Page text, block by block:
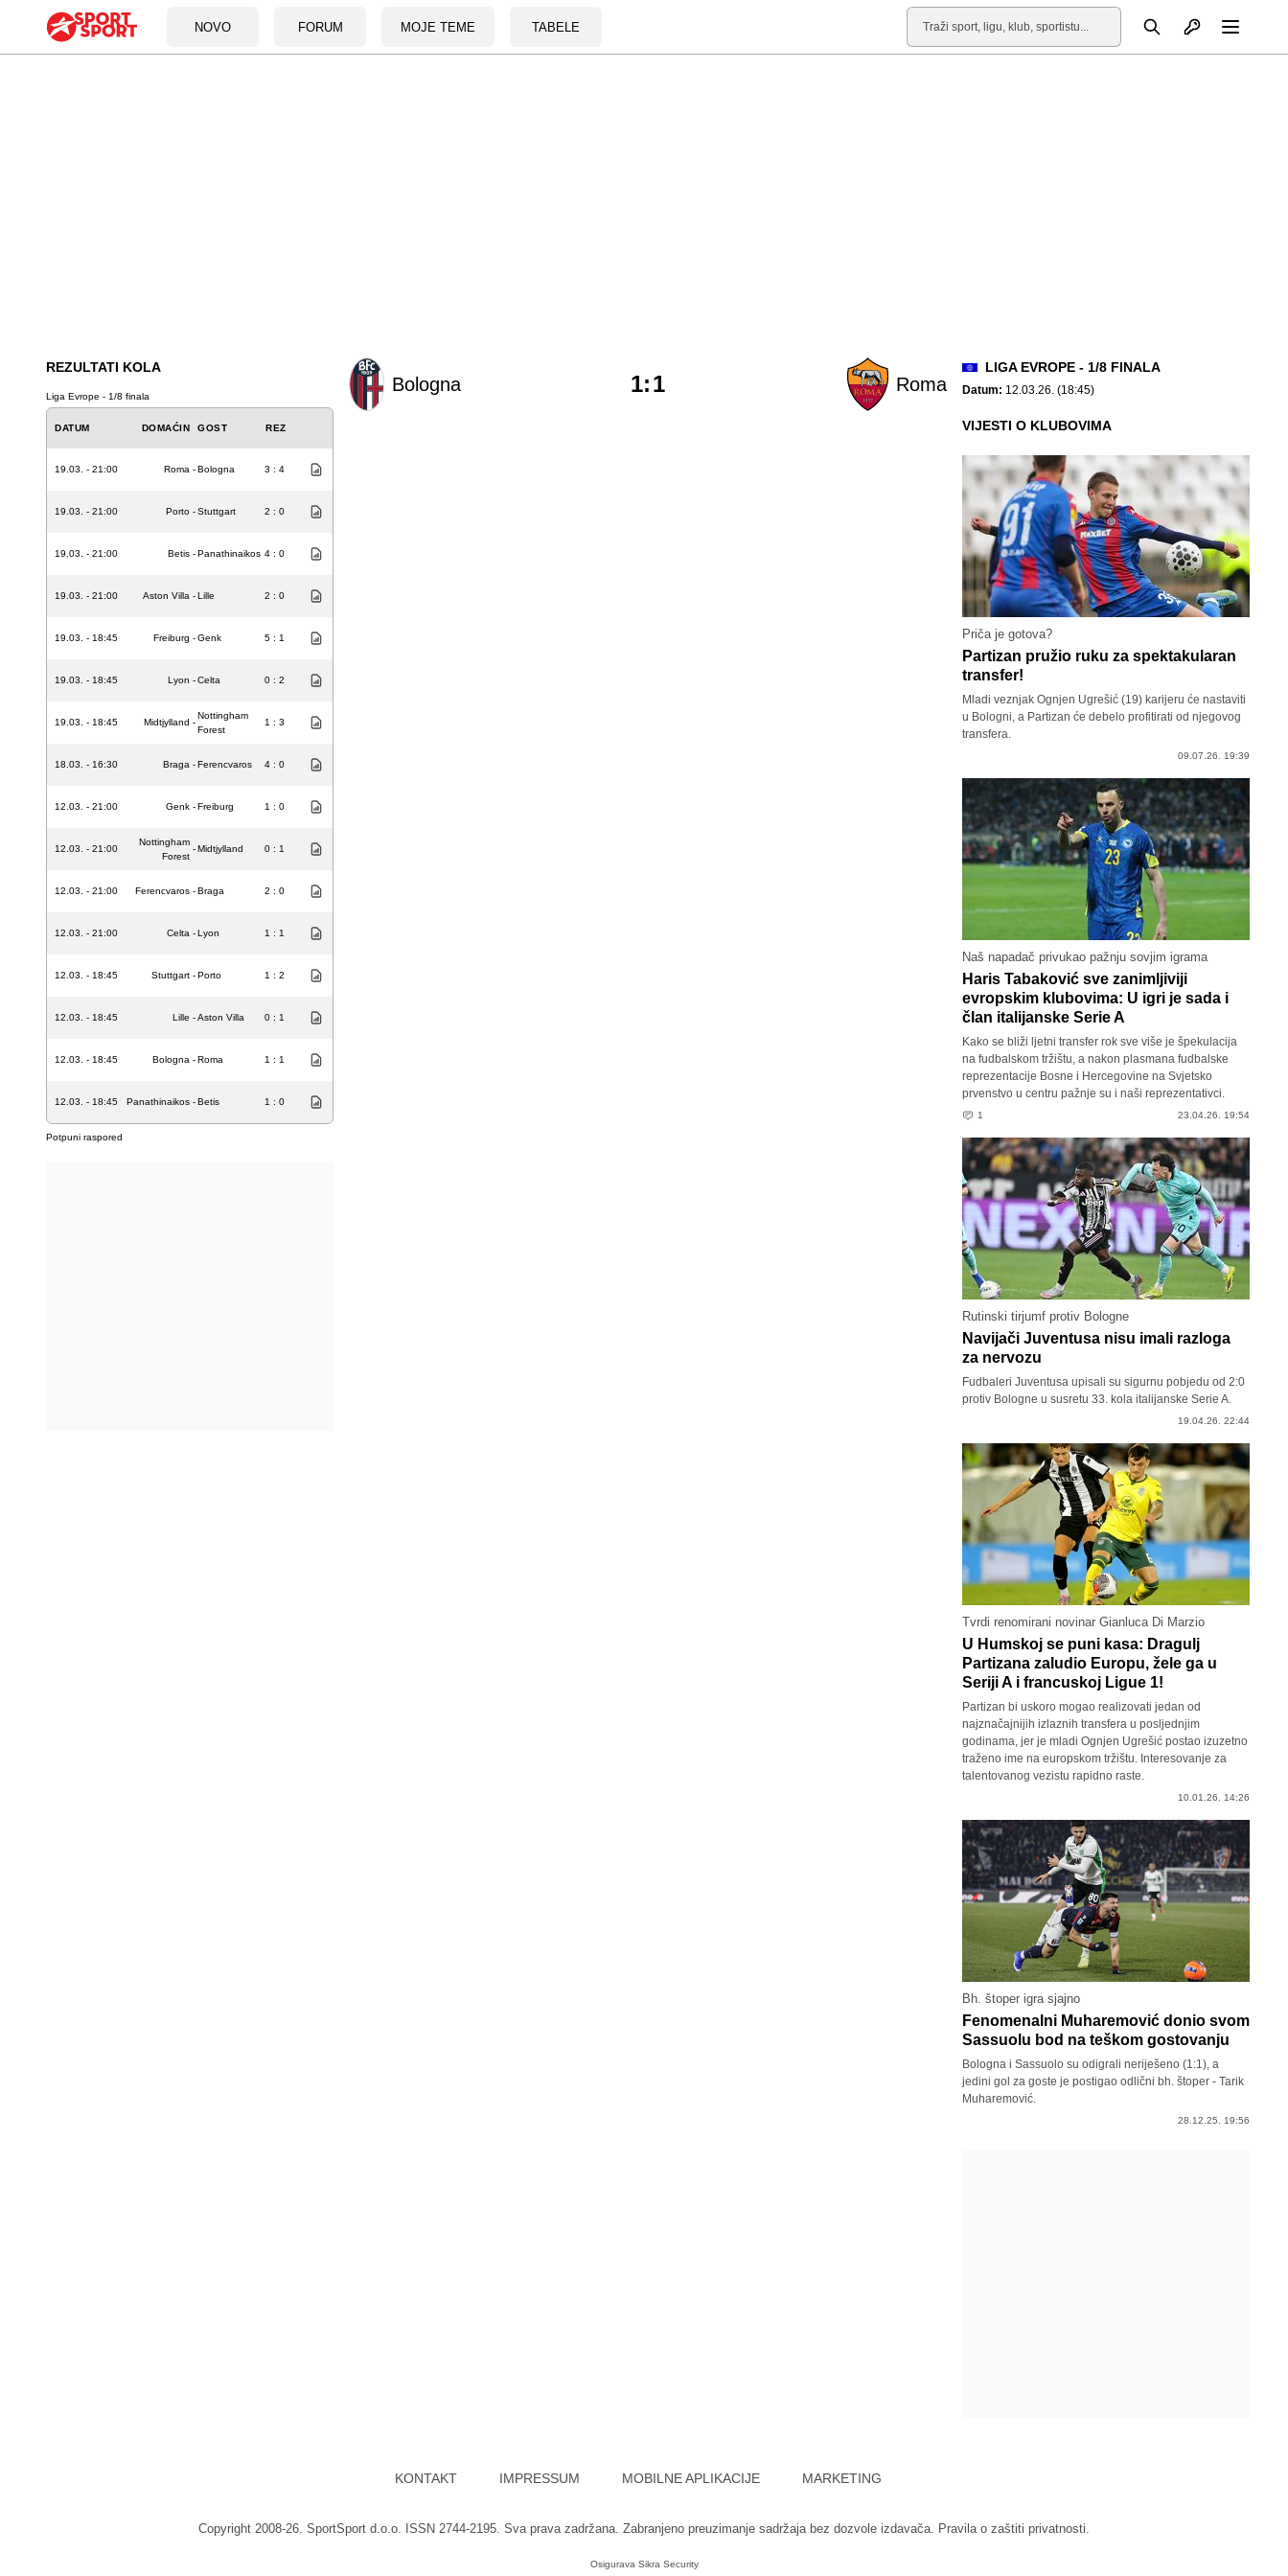
NOVO FORUM MOJE TEME TABELE
Pretraga Otvori profil
REZULTATI KOLA
Liga Evrope - 1/8 finala
DATUM DOMAĆIN GOST REZ
19.03. - 21:00 Roma - Bologna 3 : 4
19.03. - 21:00 Porto - Stuttgart 2 : 0
19.03. - 21:00 Betis - Panathinaikos 4 : 0
19.03. - 21:00 Aston Villa - Lille 2 : 0
19.03. - 18:45 Freiburg - Genk 5 : 1
19.03. - 18:45 Lyon - Celta 0 : 2
19.03. - 18:45 Midtjylland -
Nottingham
Forest
1 : 3
18.03. - 16:30 Braga - Ferencvaros 4 : 0
12.03. - 21:00 Genk - Freiburg 1 : 0
12.03. - 21:00
Nottingham
Forest
- Midtjylland 0 : 1
12.03. - 21:00 Ferencvaros - Braga 2 : 0
12.03. - 21:00 Celta - Lyon 1 : 1
12.03. - 18:45 Stuttgart - Porto 1 : 2
12.03. - 18:45 Lille - Aston Villa 0 : 1
12.03. - 18:45 Bologna - Roma 1 : 1
12.03. - 18:45 Panathinaikos - Betis 1 : 0
Potpuni raspored
Bologna Roma
1:1
LIGA EVROPE - 1/8 FINALA
Datum: 12.03.26. (18:45)
VIJESTI O KLUBOVIMA
Priča je gotova?
Partizan pružio ruku za spektakularan
transfer!
Mladi veznjak Ognjen Ugrešić (19) karijeru će nastaviti
u Bologni, a Partizan će debelo profitirati od njegovog
transfera.
09.07.26. 19:39
Naš napadač privukao pažnju sovjim igrama
Haris Tabaković sve zanimljiviji
evropskim klubovima: U igri je sada i
član italijanske Serie A
Kako se bliži ljetni transfer rok sve više je špekulacija
na fudbalskom tržištu, a nakon plasmana fudbalske
reprezentacije Bosne i Hercegovine na Svjetsko
prvenstvo u centru pažnje su i naši reprezentativci.
1 23.04.26. 19:54
Rutinski tirjumf protiv Bologne
Navijači Juventusa nisu imali razloga
za nervozu
Fudbaleri Juventusa upisali su sigurnu pobjedu od 2:0
protiv Bologne u susretu 33. kola italijanske Serie A.
19.04.26. 22:44
Tvrdi renomirani novinar Gianluca Di Marzio
U Humskoj se puni kasa: Dragulj
Partizana zaludio Europu, žele ga u
Seriji A i francuskoj Ligue 1!
Partizan bi uskoro mogao realizovati jedan od
najznačajnijih izlaznih transfera u posljednjim
godinama, jer je mladi Ognjen Ugrešić postao izuzetno
traženo ime na europskom tržištu. Interesovanje za
talentovanog vezistu rapidno raste.
10.01.26. 14:26
Bh. štoper igra sjajno
Fenomenalni Muharemović donio svom
Sassuolu bod na teškom gostovanju
Bologna i Sassuolo su odigrali neriješeno (1:1), a
jedini gol za goste je postigao odlični bh. štoper - Tarik
Muharemović.
28.12.25. 19:56
KONTAKT IMPRESSUM MOBILNE APLIKACIJE MARKETING
Copyright 2008-26. SportSport d.o.o. ISSN 2744-2195. Sva prava zadržana. Zabranjeno preuzimanje sadržaja bez dozvole izdavača. Pravila o zaštiti privatnosti.
Osigurava Sikra Security